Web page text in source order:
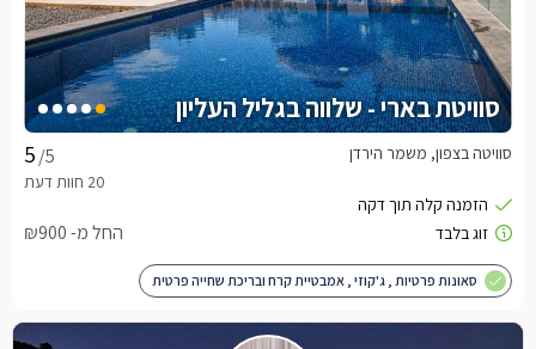
סוויטת בארי - שלווה בגליל העליון
/5 סוויטה בצפון, משמר הירדן
החל מ- ₪900
סאונות פרטיות , ג'קוזי , אמבטיית קרח ובריכת שחייה פרטית